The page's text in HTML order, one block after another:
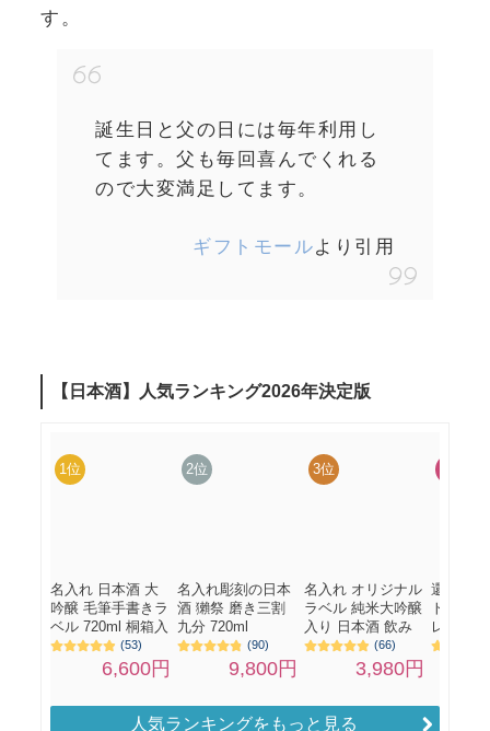
す。
誕生日と父の日には毎年利用し
てます。父も毎回喜んでくれる
ので大変満足してます。
ギフトモールより引用
人気ランキングをもっと見る